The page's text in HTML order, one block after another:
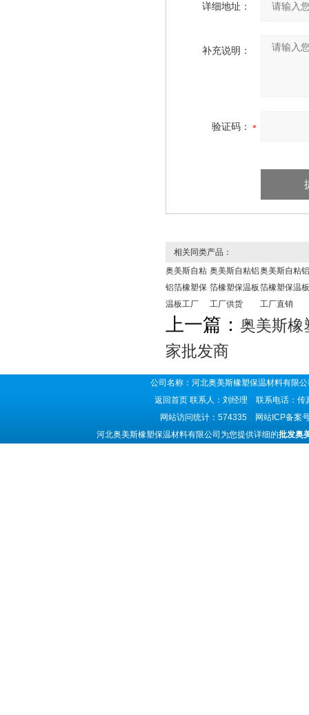
详细地址：
补充说明：
验证码：
相关同类产品：
奥美斯自粘
铝箔橡塑保
温板工厂
奥美斯自粘铝
箔橡塑保温板
工厂供货
奥美斯自粘铝
箔橡塑保温板
工厂直销
上一篇： 奥美斯橡
家批发商
公司名称：河北奥美斯橡塑保温材料有
返回首页 联系人：刘经理 联系电话：
网站访问统计：574335 网站ICP备案
河北奥美斯橡塑保温材料有限公司为您提供详细的批发奥